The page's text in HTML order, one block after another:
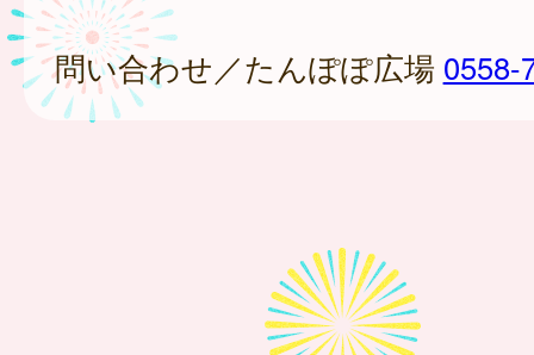
問い合わせ／たんぽぽ広場 0558-